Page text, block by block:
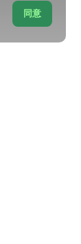
同意